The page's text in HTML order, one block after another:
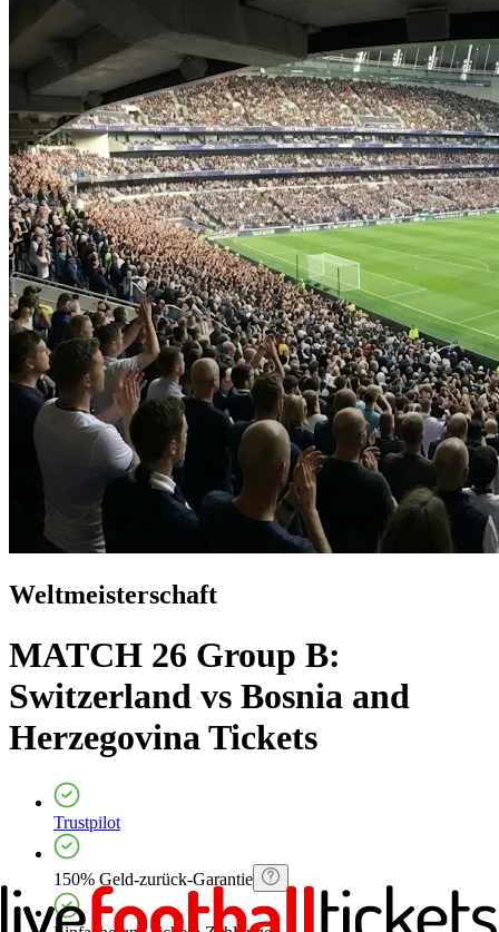
Weltmeisterschaft
MATCH 26 Group B:
Switzerland vs Bosnia and
Herzegovina Tickets
Trustpilot
150% Geld-zurück-Garantie